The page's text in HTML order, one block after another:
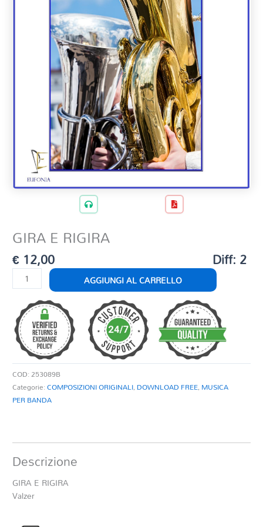
GIRA E RIGIRA
€ 12,00 Diff: 2
GIRA
E
RIGIRA
quantità
AGGIUNGI AL CARRELLO
COD:253089B
Categorie:COMPOSIZIONI ORIGINALI, DOWNLOAD FREE, MUSICA
PER BANDA
Descrizione
GIRA E RIGIRA
Valzer